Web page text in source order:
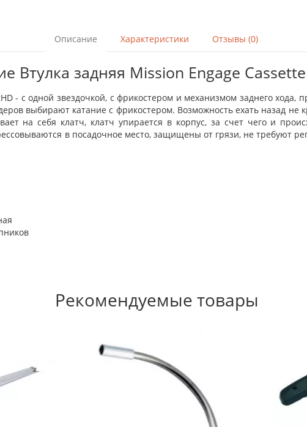
Описание Характеристики Отзывы (0)
Втулка задняя Mission Engage
- с одной звездочкой, с фрикостером и механизмом заднего хода,
выбирают катание с фрикостером. Возможность ехать назад не
на себя клатч, клатч упирается в корпус, за счет чего и
в посадочное место, защищены от грязи, не требуют
Рекомендуемые товары